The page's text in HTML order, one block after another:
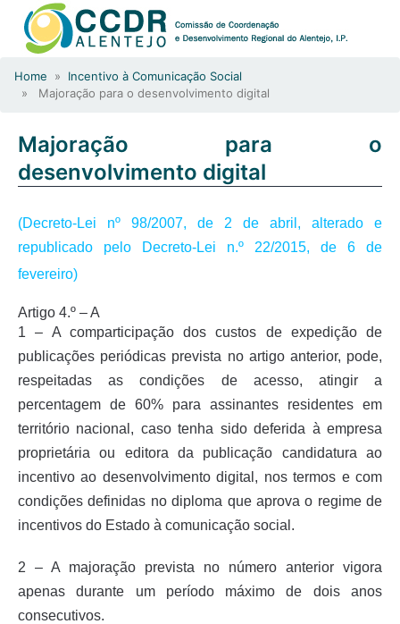
Home » Incentivo à Comunicação Social
» Majoração para o desenvolvimento digital
Majoração para o
desenvolvimento digital
(Decreto-Lei nº 98/2007, de 2 de abril, alterado e
republicado pelo Decreto-Lei n.º 22/2015, de 6 de
fevereiro)
Artigo 4.º – A
1 – A comparticipação dos custos de expedição de
publicações periódicas prevista no artigo anterior, pode,
respeitadas as condições de acesso, atingir a
percentagem de 60% para assinantes residentes em
território nacional, caso tenha sido deferida à empresa
proprietária ou editora da publicação candidatura ao
incentivo ao desenvolvimento digital, nos termos e com
condições definidas no diploma que aprova o regime de
incentivos do Estado à comunicação social.
2 – A majoração prevista no número anterior vigora
apenas durante um período máximo de dois anos
consecutivos.